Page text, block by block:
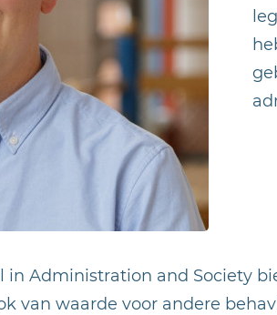
Administration and Society
van waarde voor andere